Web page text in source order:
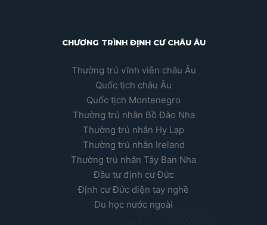
CHƯƠNG TRÌNH ĐỊNH CƯ CHÂU ÂU
Thường trú vĩnh viễn châu Âu
Quốc tịch châu Âu
Quốc tịch Montenegro
Thường trú nhân Bồ Đào Nha
Thường trú nhân Hy Lạp
Thường trú nhân Ireland
Thường trú nhân Tây Ban Nha
Đầu tư định cư Đức
Định cư Đức diện tay nghề
Du học nước ngoài